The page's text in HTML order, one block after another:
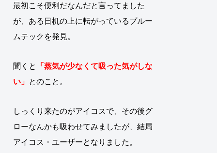
最初こそ便利だなんだと言ってました
が、ある日机の上に転がっているプルー
ムテックを発見。
聞くと
「蒸気が少なくて吸った気がしな
い」 とのこと。
しっくり来たのがアイコスで、その後グ
ローなんかも吸わせてみましたが、結局
アイコス・ユーザーとなりました。